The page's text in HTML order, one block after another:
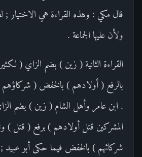
قال مكي : وهذه القراءة هي الاختيار ;
ولأن عليها الجماعة .
القراءة الثانية ( زين ) بضم الزاي (
بالرفع ( أولادهم ) بالخفض ( شركاؤهم )
. ابن عامر وأهل الشام ( زين ) بضم
المشركين قتل أولادهم ) برفع ( قتل
شركائهم ) بالخفض فيما حكى أبو